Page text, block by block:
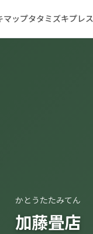
マップタタミズキプレス
かとうたたみてん
加藤畳店